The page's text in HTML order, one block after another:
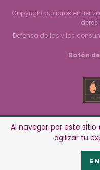
Al navegar por este sitio
agilizar tu
Copyright cuadros en
Defensa de las y los
Botón